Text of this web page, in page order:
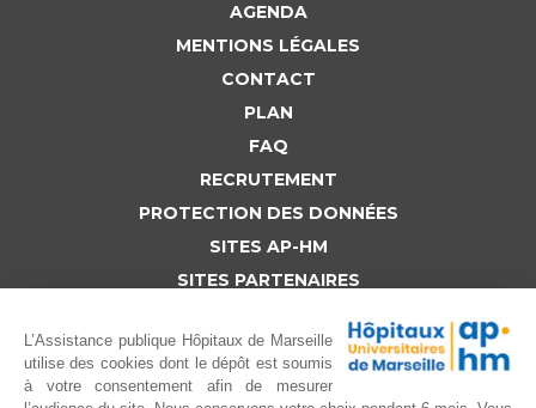
AGENDA
MENTIONS LÉGALES
CONTACT
PLAN
FAQ
RECRUTEMENT
PROTECTION DES DONNÉES
SITES AP-HM
SITES PARTENAIRES
Copyright (c) AP-HM 2015 tous droits reservés
L’Assistance publique Hôpitaux de Marseille
utilise des cookies dont le dépôt est soumis
à votre consentement afin de mesurer